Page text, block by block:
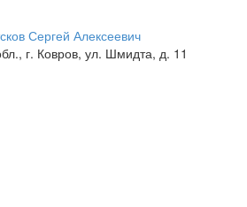
Сергей Алексеевич
г. Ковров, ул. Шмидта, д. 11